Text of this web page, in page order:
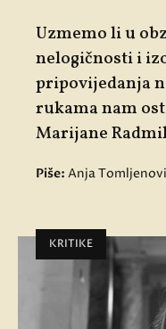
Uzmemo li u
nelogičnosti i
pripovijedanja
rukama nam
Marijane
Piše: Anja
KRITIKE